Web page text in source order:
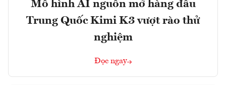
Mô hình AI nguồn mở hàng đầu
Trung Quốc Kimi K3 vượt rào thử
nghiệm
Đọc ngay